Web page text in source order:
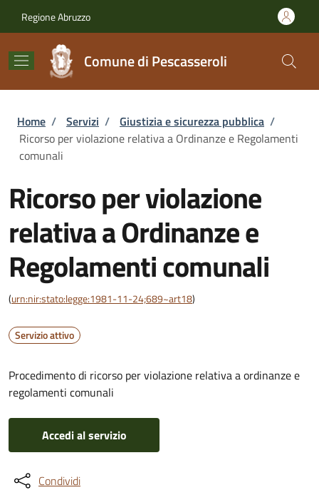
Regione Abruzzo
Comune di Pescasseroli
Briciole di pane
Home / Servizi / Giustizia e sicurezza pubblica /
Ricorso per violazione relativa a Ordinanze e Regolamenti
comunali
Ricorso per violazione
relativa a Ordinanze e
Regolamenti comunali
(urn:nir:stato:legge:1981-11-24;689~art18)
Servizio attivo
Procedimento di ricorso per violazione relativa a ordinanze e
regolamenti comunali
Accedi al servizio
Condividi